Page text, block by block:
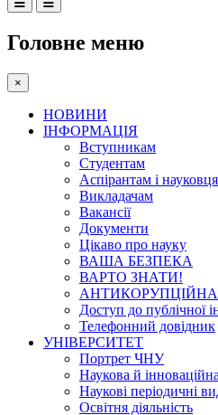
Головне меню
×
НОВИНИ
ІНФОРМАЦІЯ
Вступникам
Студентам
Аспірантам і
Викладачам
Вакансії
Документи
Цікаво про науку
ВАША БЕЗПЕКА
ВАРТО ЗНАТИ!
АНТИКОРУПЦІЙНА
Доступ до публічної
Телефонний довідник
УНІВЕРСИТЕТ
Портрет ЧНУ
Наукова й інноваційна
Наукові періодичні
Освітня діяльність